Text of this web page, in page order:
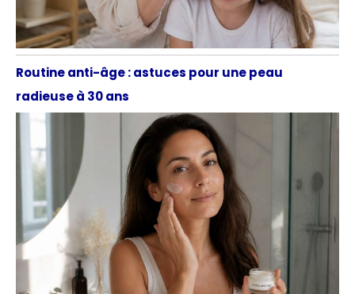
Routine anti-âge : astuces pour une peau
radieuse à 30 ans